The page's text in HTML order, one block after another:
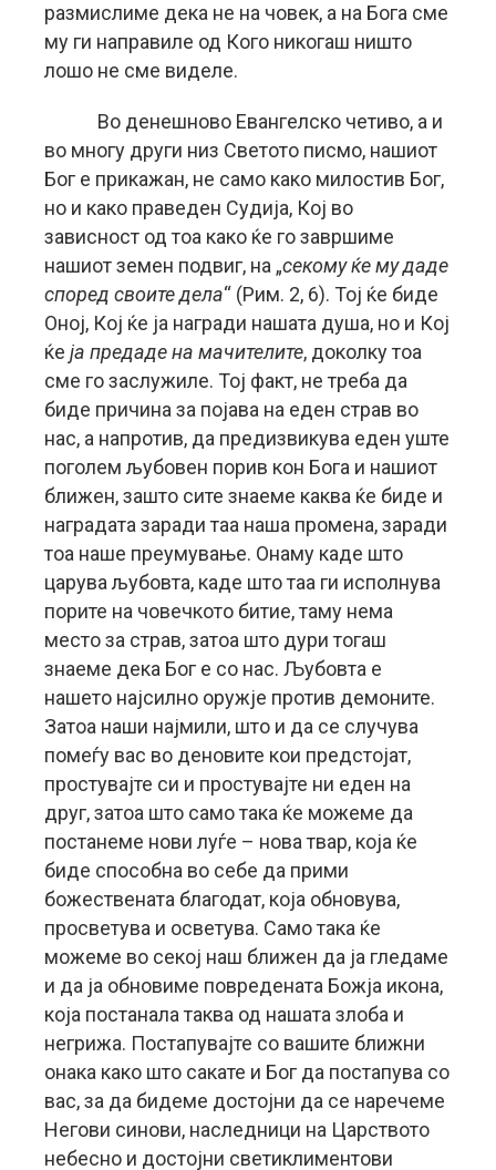
размислиме дека не на човек, а на Бога сме
му ги направиле од Кого никогаш ништо
лошо не сме виделе.
Во денешново Евангелско четиво, а и
во многу други низ Светото писмо, нашиот
Бог е прикажан, не само како милостив Бог,
но и како праведен Судија, Кој во
зависност од тоа како ќе го завршиме
нашиот земен подвиг, на „секому ќе му даде
според своите дела“ (Рим. 2, 6). Тој ќе биде
Оној, Кој ќе ја награди нашата душа, но и Кој
ќе ја предаде на мачителите, доколку тоа
сме го заслужиле. Тој факт, не треба да
биде причина за појава на еден страв во
нас, а напротив, да предизвикува еден уште
поголем љубовен порив кон Бога и нашиот
ближен, зашто сите знаеме каква ќе биде и
наградата заради таа наша промена, заради
тоа наше преумување. Онаму каде што
царува љубовта, каде што таа ги исполнува
порите на човечкото битие, таму нема
место за страв, затоа што дури тогаш
знаеме дека Бог е со нас. Љубовта е
нашето најсилно оружје против демоните.
Затоа наши најмили, што и да се случува
помеѓу вас во деновите кои предстојат,
простувајте си и простувајте ни еден на
друг, затоа што само така ќе можеме да
постанеме нови луѓе – нова твар, која ќе
биде способна во себе да прими
божествената благодат, која обновува,
просветува и осветува. Само така ќе
можеме во секој наш ближен да ја гледаме
и да ја обновиме повредената Божја икона,
која постанала таква од нашата злоба и
негрижа. Постапувајте со вашите ближни
онака како што сакате и Бог да постапува со
вас, за да бидеме достојни да се наречеме
Негови синови, наследници на Царството
небесно и достојни светиклиментови